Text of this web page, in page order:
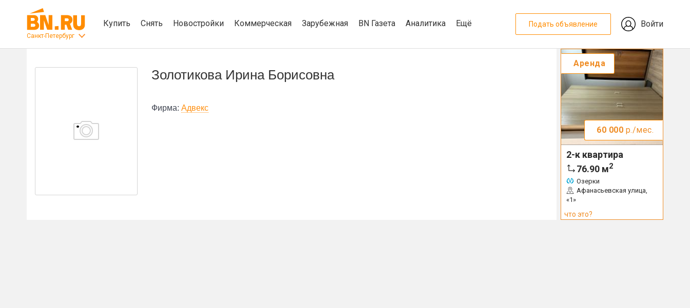
Санкт-Петербург
Купить Снять Новостройки Коммерческая Зарубежная BN Газета Аналитика Ещё Подать объявление Войти
Золотикова Ирина Борисовна
Фирма: Адвекс
Аренда
60 000 р./мес.
2-к квартира
76.90 м2
Озерки
Афанасьевская улица,
«1»
что это?